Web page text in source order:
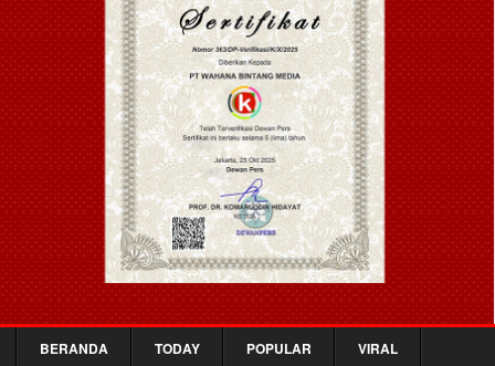
BERANDA TODAY POPULAR VIRAL